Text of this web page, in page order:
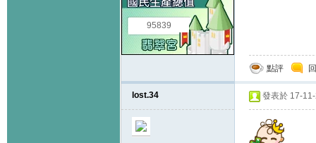
95839
點評
lost.34 發表於 17-